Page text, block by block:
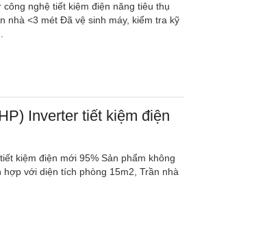
nghệ tiết kiệm điện năng tiêu thụ
nhà <3 mét Đã vệ sinh máy, kiểm tra kỹ
Inverter tiết kiệm điện
kiệm điện mới 95% Sản phẩm không
với diện tích phòng 15m2, Trần nhà